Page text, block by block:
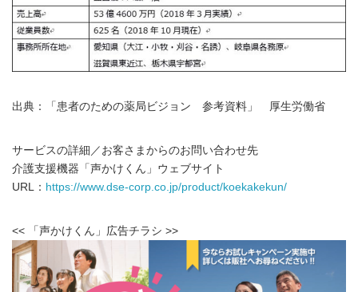
出典：「患者のための薬局ビジョン 参考資料」 厚生労働省
サービスの詳細／お客さまからのお問い合わせ先
介護支援機器「声かけくん」ウェブサイト
URL： https://www.dse-corp.co.jp/product/koekakekun/
<< 「声かけくん」広告チラシ >>